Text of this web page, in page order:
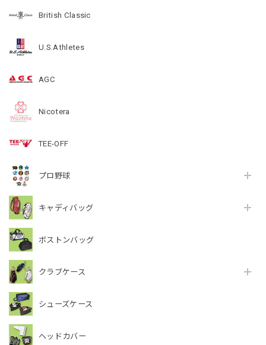
British Classic
U.S.Athletes
AGC
Nicotera
TEE-OFF
プロ野球
キャディバッグ
ボストンバッグ
クラブケース
シューズケース
ヘッドカバー